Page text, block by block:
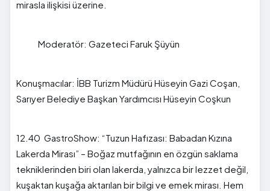
mirasla ilişkisi üzerine.
Moderatör: Gazeteci Faruk Şüyün
Konuşmacılar: İBB Turizm Müdürü Hüseyin Gazi Coşan,
Sarıyer Belediye Başkan Yardımcısı Hüseyin Coşkun
12.40 GastroShow: “Tuzun Hafızası: Babadan Kızına
Lakerda Mirası” – Boğaz mutfağının en özgün saklama
tekniklerinden biri olan lakerda, yalnızca bir lezzet değil,
kuşaktan kuşağa aktarılan bir bilgi ve emek mirası. Hem